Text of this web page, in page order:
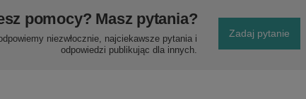
pomocy? Masz pytania?
niezwłocznie, najciekawsze pytania i
odpowiedzi publikując dla innych.
Zadaj pytanie